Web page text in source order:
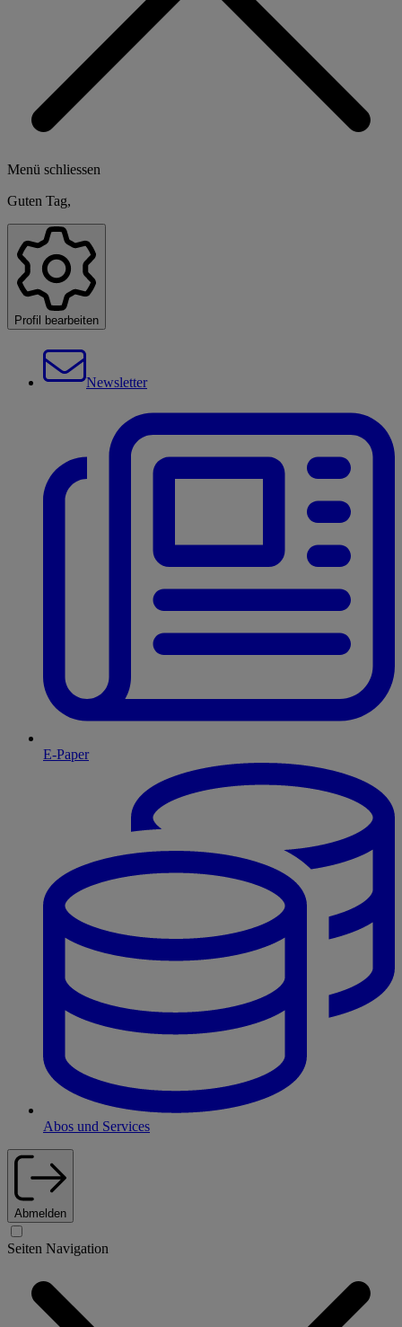
Menü schliessen
Guten Tag,
Profil bearbeiten
Newsletter
E-Paper
Abos und Services
Abmelden
Seiten Navigation